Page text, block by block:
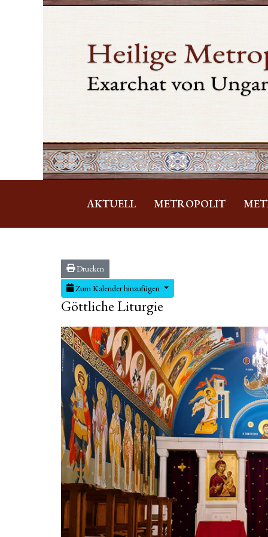
AKTUELL METROPOLIT
Drucken
Zum Kalender hinzufügen
Göttliche Liturgie